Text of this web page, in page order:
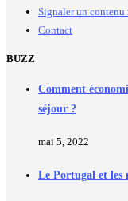
Signaler un
Contact
BUZZ
Comment
séjour ?
mai 5, 2022
Le Portugal et les